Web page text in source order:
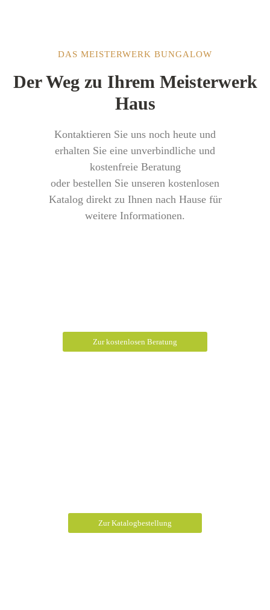
DAS MEISTERWERK BUNGALOW
Der Weg zu Ihrem Meisterwerk
Haus
Kontaktieren Sie uns noch heute und
erhalten Sie eine unverbindliche und
kostenfreie Beratung
oder bestellen Sie unseren kostenlosen
Katalog direkt zu Ihnen nach Hause für
weitere Informationen.
Zur kostenlosen Beratung
Zur Katalogbestellung